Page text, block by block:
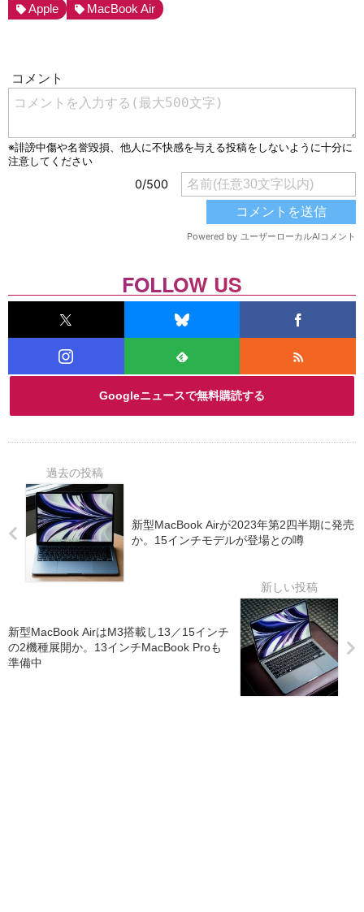
Apple MacBook Air
Googleニュースで無料購読する
FOLLOW US
新型MacBook Airが2023年第2四半期に発売
か。15インチモデルが登場との噂
新型MacBook AirはM3搭載し13／15インチ
の2機種展開か。13インチMacBook Proも
準備中